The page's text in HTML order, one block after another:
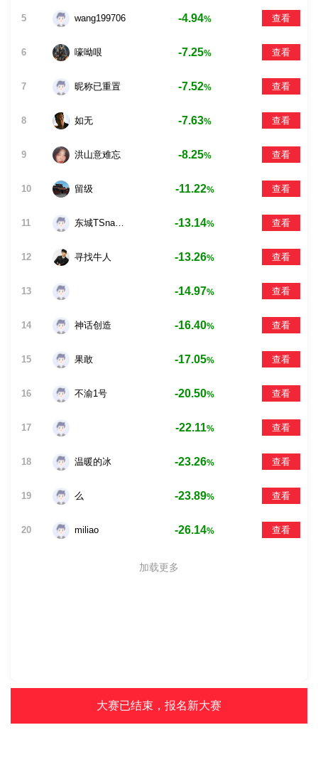
5 wang199706 -4.94% 查看
6 嚎呦哏 -7.25% 查看
7 昵称已重置 -7.52% 查看
8 如无 -7.63% 查看
9 洪山意难忘 -8.25% 查看
10 留级 -11.22% 查看
11 东城TSnannan -13.14% 查看
12 寻找牛人 -13.26% 查看
13 -14.97% 查看
14 神话创造 -16.40% 查看
15 果敢 -17.05% 查看
16 不渝1号 -20.50% 查看
17 -22.11% 查看
18 温暖的冰 -23.26% 查看
19 么 -23.89% 查看
20 miliao -26.14% 查看
加载更多
大赛已结束，报名新大赛